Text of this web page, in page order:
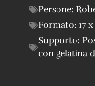
Persone:
Formato: 17
Supporto:
con gelatina